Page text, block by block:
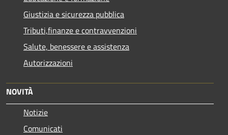
Giustizia e sicurezza pubblica
Tributi,finanze e contravvenzioni
Salute, benessere e assistenza
Autorizzazioni
NOVITÀ
Notizie
Comunicati